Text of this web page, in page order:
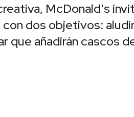
McDonald's
dos objetivos:
que añadirán cascos